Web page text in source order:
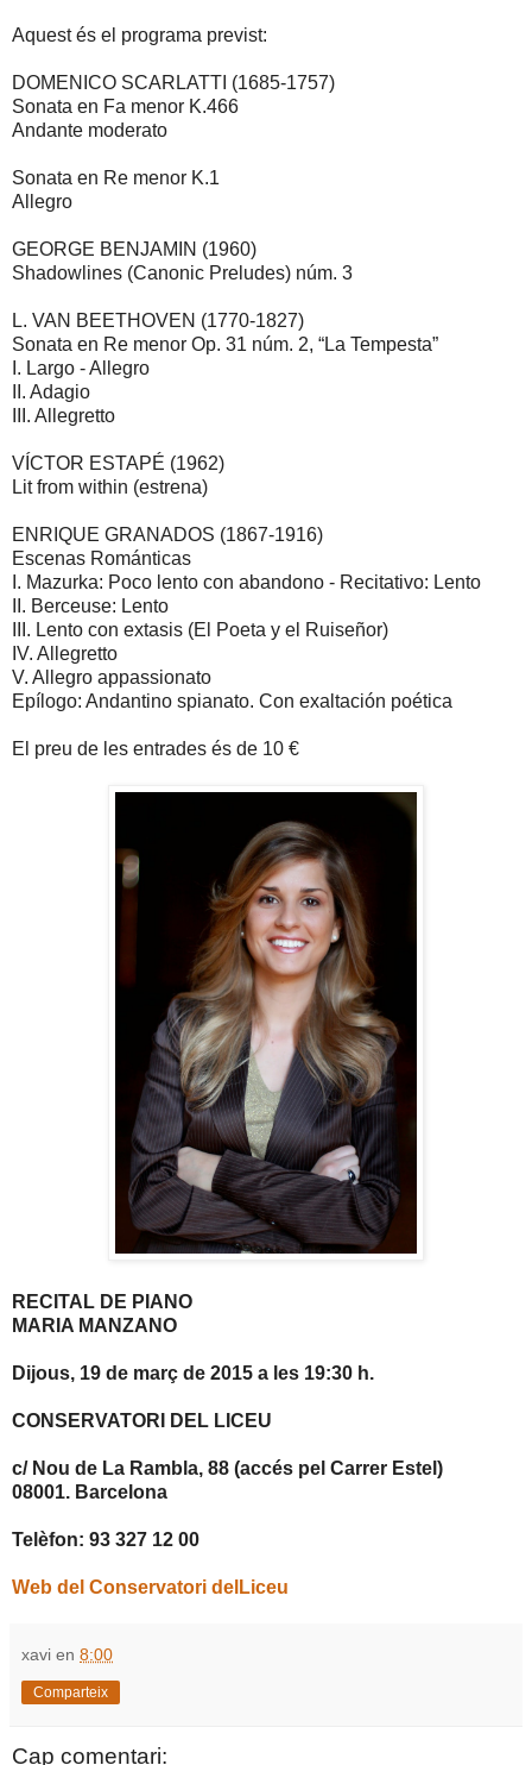
Aquest és el programa previst:
DOMENICO SCARLATTI (1685-1757)
Sonata en Fa menor K.466
Andante moderato
Sonata en Re menor K.1
Allegro
GEORGE BENJAMIN (1960)
Shadowlines (Canonic Preludes) núm. 3
L. VAN BEETHOVEN (1770-1827)
Sonata en Re menor Op. 31 núm. 2, “La Tempesta”
I. Largo - Allegro
II. Adagio
III. Allegretto
VÍCTOR ESTAPÉ (1962)
Lit from within (estrena)
ENRIQUE GRANADOS (1867-1916)
Escenas Románticas
I. Mazurka: Poco lento con abandono - Recitativo: Lento
II. Berceuse: Lento
III. Lento con extasis (El Poeta y el Ruiseñor)
IV. Allegretto
V. Allegro appassionato
Epílogo: Andantino spianato. Con exaltación poética
El preu de les entrades és de 10 €
RECITAL DE PIANO
MARIA MANZANO
Dijous, 19 de març de 2015 a les 19:30 h.
CONSERVATORI DEL LICEU
c/ Nou de La Rambla, 88 (accés pel Carrer Estel)
08001. Barcelona
Telèfon: 93 327 12 00
Web del Conservatori delLiceu
xavi en 8:00
Comparteix
Cap comentari: